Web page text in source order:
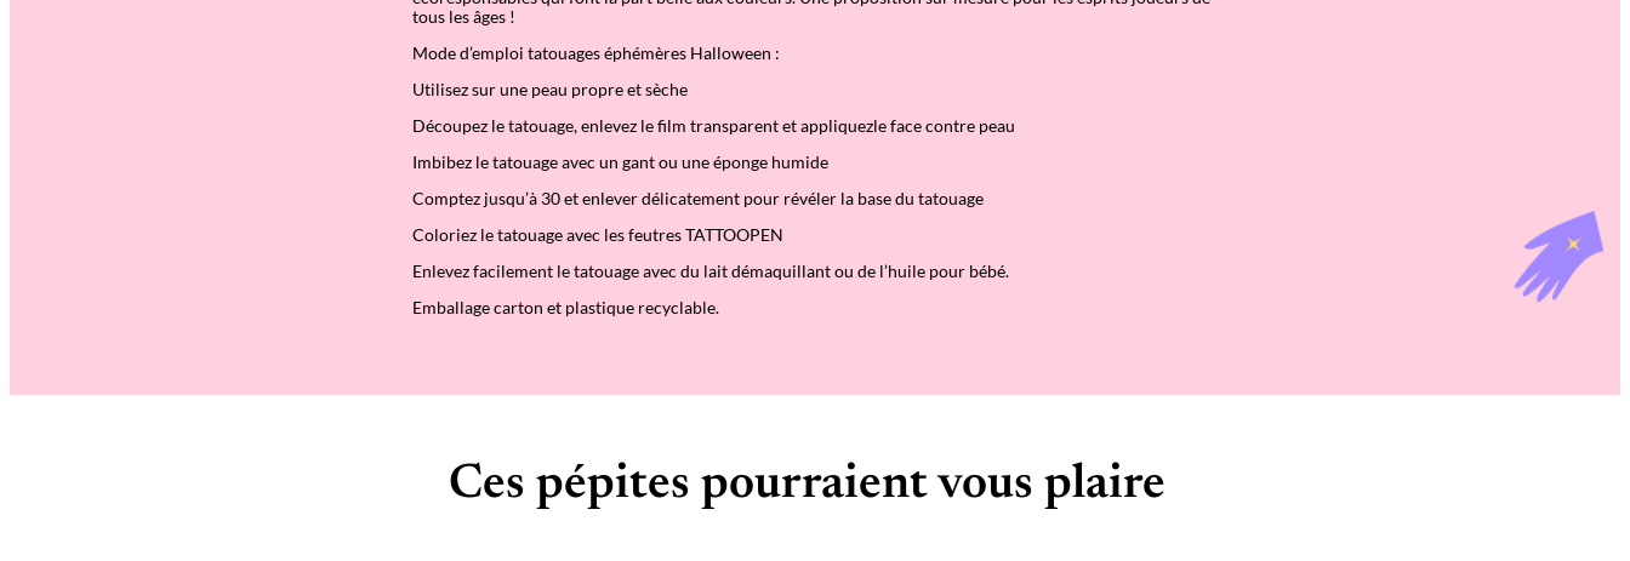
tous les âges !
Mode d’emploi tatouages éphémères Halloween :
Utilisez sur une peau propre et sèche
Découpez le tatouage, enlevez le film transparent et appliquezle face contre peau
Imbibez le tatouage avec un gant ou une éponge humide
Comptez jusqu’à 30 et enlever délicatement pour révéler la base du tatouage
Coloriez le tatouage avec les feutres TATTOOPEN
Enlevez facilement le tatouage avec du lait démaquillant ou de l’huile pour bébé.
Emballage carton et plastique recyclable.
Ces pépites pourraient vous plaire